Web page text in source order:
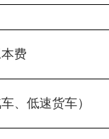
费
、低速货车）